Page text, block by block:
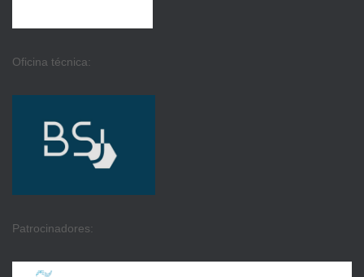
Oficina técnica:
Patrocinadores: